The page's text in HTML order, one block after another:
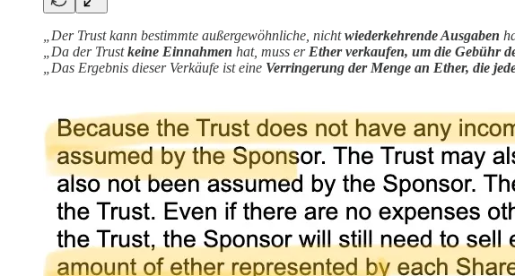
„Der Trust kann bestimmte außergewöhnliche, nichtwiederkehrende Ausgaben
„Da der Trustkeine Einnahmen hat, muss er Ether verkaufen, um die Gebühr
„Das Ergebnis dieser Verkäufe ist eine Verringerung der Menge an Ether, die